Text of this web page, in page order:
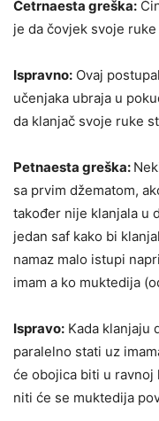
Četrnaesta greška:
je da čovjek svoje
Ispravno: Ovaj
učenjaka ubraja u
da klanjač svoje ruke
Petnaesta greška:
sa prvim džematom,
također nije klanjala u
jedan saf kako bi
namaz malo istupi
imam a ko muktedija
Ispravo: Kada klanjaju
paralelno stati uz
će obojica biti u
niti će se muktedija